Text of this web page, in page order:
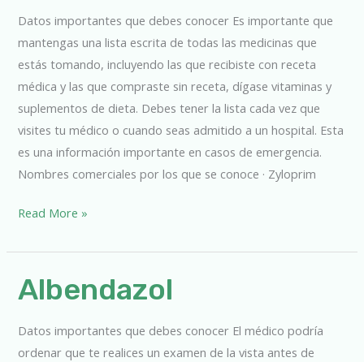
Datos importantes que debes conocer Es importante que
mantengas una lista escrita de todas las medicinas que
estás tomando, incluyendo las que recibiste con receta
médica y las que compraste sin receta, dígase vitaminas y
suplementos de dieta. Debes tener la lista cada vez que
visites tu médico o cuando seas admitido a un hospital. Esta
es una información importante en casos de emergencia.
Nombres comerciales por los que se conoce · Zyloprim
Read More »
Albendazol
Datos importantes que debes conocer El médico podría
ordenar que te realices un examen de la vista antes de
Albendazol